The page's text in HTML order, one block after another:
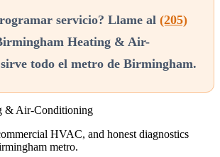
servicio? Llame al (205)
Heating & Air-
todo el metro de Birmingham.
& Air-Conditioning
HVAC, and honest diagnostics
metro.